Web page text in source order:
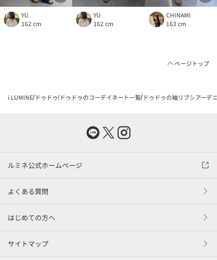
YU
162 cm
YU
162 cm
CHINAMI
163 cm
ページトップ
i LUMINE ドゥドゥ ドゥドゥのコーデイネート一覧 ドゥドゥの袖リブシアーデ
ルミネ公式ホームページ
よくある質問
はじめての方へ
サイトマップ